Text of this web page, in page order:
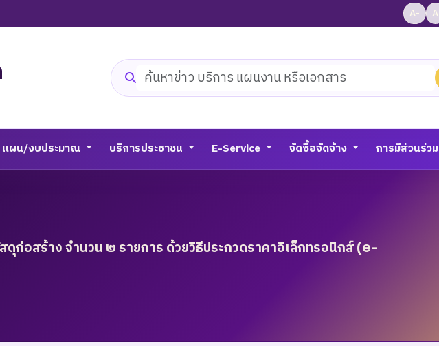
A- A
ค้นหาเว็บไซต์
แผน/งบประมาณ บริการประชาชน E-Service จัดซื้อจัดจ้าง การมีส่วนร่วม
ดุก่อสร้าง จำนวน ๒ รายการ ด้วยวิธีประกวดราคาอิเล็กทรอนิกส์ (e-